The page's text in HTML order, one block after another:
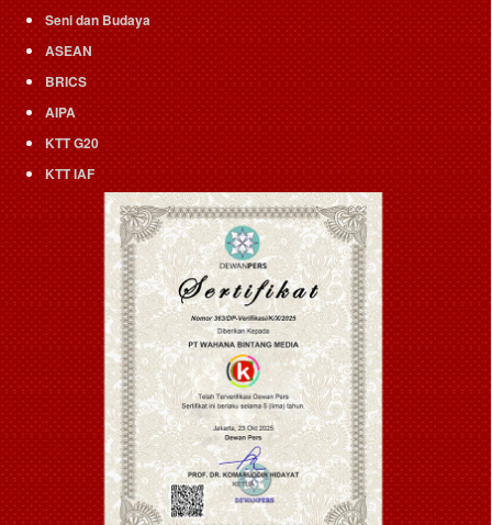
Seni dan Budaya
ASEAN
BRICS
AIPA
KTT G20
KTT IAF